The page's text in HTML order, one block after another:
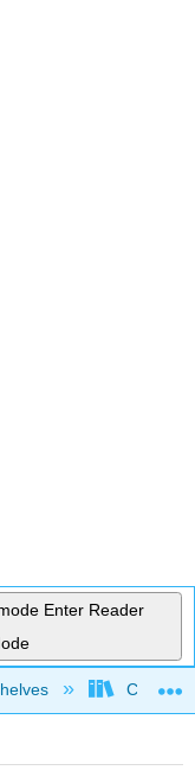
Enter Reader
Cerro